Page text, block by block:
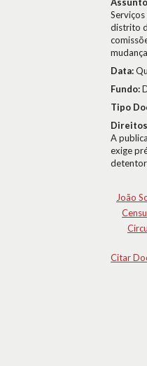
distrito
Data:
Fundo:
Tipo
A
exige
João
Citar